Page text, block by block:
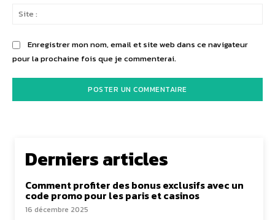
Enregistrer mon nom, email et site web dans ce navigateur
pour la prochaine fois que je commenterai.
Derniers articles
Comment profiter des bonus exclusifs avec un
code promo pour les paris et casinos
16 décembre 2025